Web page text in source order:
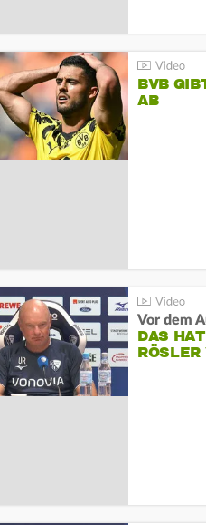
BVB
AB
DAS